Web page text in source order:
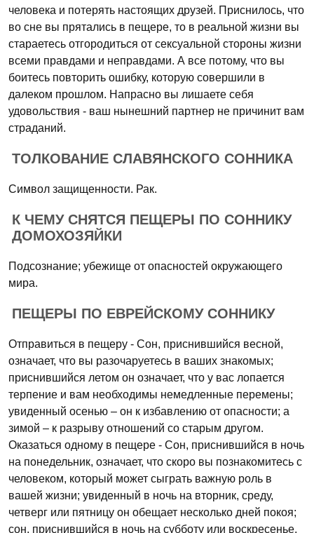
человека и потерять настоящих друзей. Приснилось, что
во сне вы прятались в пещере, то в реальной жизни вы
стараетесь отгородиться от сексуальной стороны жизни
всеми правдами и неправдами. А все потому, что вы
боитесь повторить ошибку, которую совершили в
далеком прошлом. Напрасно вы лишаете себя
удовольствия - ваш нынешний партнер не причинит вам
страданий.
ТОЛКОВАНИЕ СЛАВЯНСКОГО СОННИКА
Символ защищенности. Рак.
К ЧЕМУ СНЯТСЯ ПЕЩЕРЫ ПО СОННИКУ
ДОМОХОЗЯЙКИ
Подсознание; убежище от опасностей окружающего
мира.
ПЕЩЕРЫ ПО ЕВРЕЙСКОМУ СОННИКУ
Отправиться в пещеру - Сон, приснившийся весной,
означает, что вы разочаруетесь в ваших знакомых;
приснившийся летом он означает, что у вас лопается
терпение и вам необходимы немедленные перемены;
увиденный осенью – он к избавлению от опасности; а
зимой – к разрыву отношений со старым другом.
Оказаться одному в пещере - Сон, приснившийся в ночь
на понедельник, означает, что скоро вы познакомитесь с
человеком, который может сыграть важную роль в
вашей жизни; увиденный в ночь на вторник, среду,
четверг или пятницу он обещает несколько дней покоя;
сон, приснившийся в ночь на субботу или воскресенье,